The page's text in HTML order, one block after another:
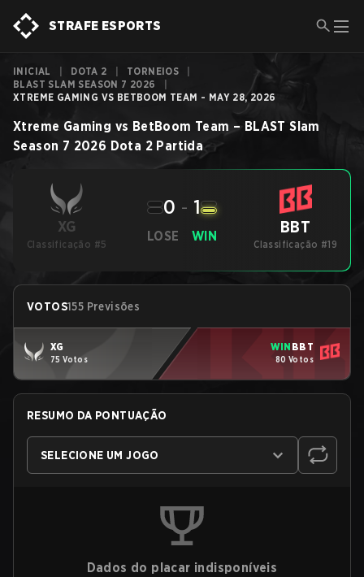
STRAFE ESPORTS
INICIAL DOTA 2 TORNEIOS
BLAST SLAM SEASON 7 2026
XTREME GAMING VS BETBOOM TEAM - MAY 28, 2026
Xtreme Gaming vs BetBoom Team – BLAST Slam
Season 7 2026 Dota 2 Partida
XG
Classificação #5
LOSE
0 - 1
WIN BBT
Classificação #19
VOTOS155 Previsões
XG
75 Votos
WIN BBT
80 Votos
RESUMO DA PONTUAÇÃO
SELECIONE UM JOGO
Dados do placar indisponíveis